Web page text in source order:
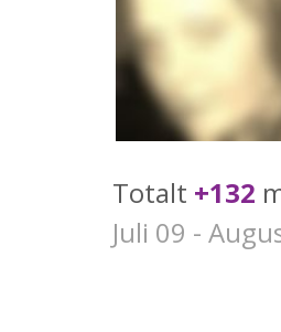
Totalt +132
Juli 09 -